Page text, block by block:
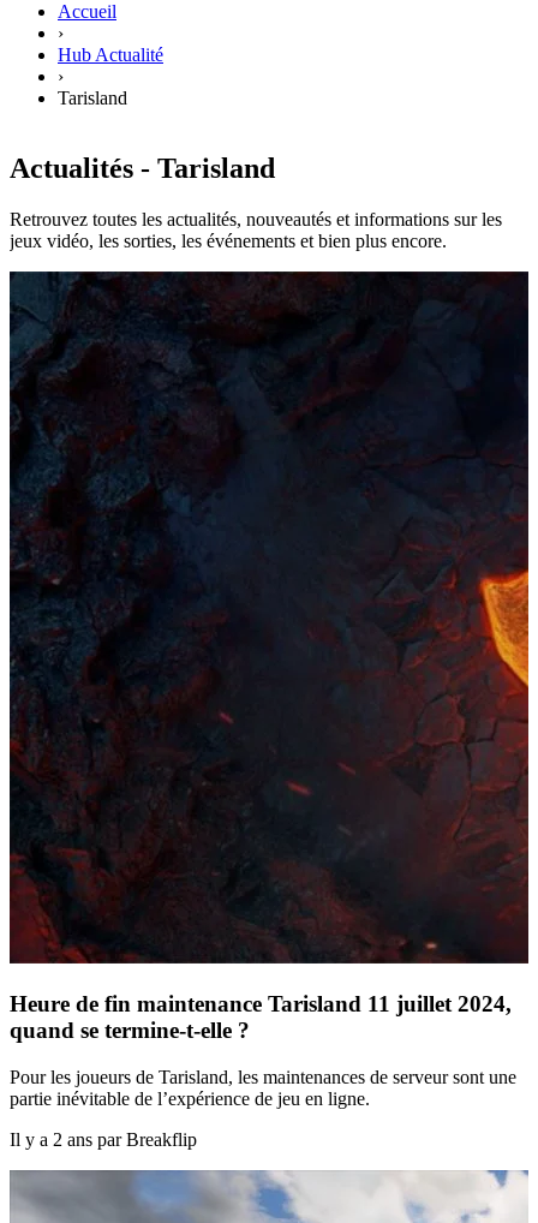
Accueil
›
Hub Actualité
›
Tarisland
Actualités - Tarisland
Retrouvez toutes les actualités, nouveautés et informations sur les
jeux vidéo, les sorties, les événements et bien plus encore.
Heure de fin maintenance Tarisland 11 juillet 2024,
quand se termine-t-elle ?
Pour les joueurs de Tarisland, les maintenances de serveur sont une
partie inévitable de l’expérience de jeu en ligne.
Il y a 2 ans par Breakflip